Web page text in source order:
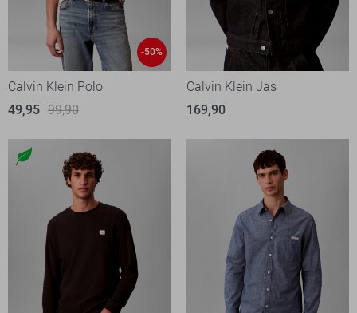
-50%
Calvin Klein Polo
49,95 99,90
Calvin Klein Jas
169,90